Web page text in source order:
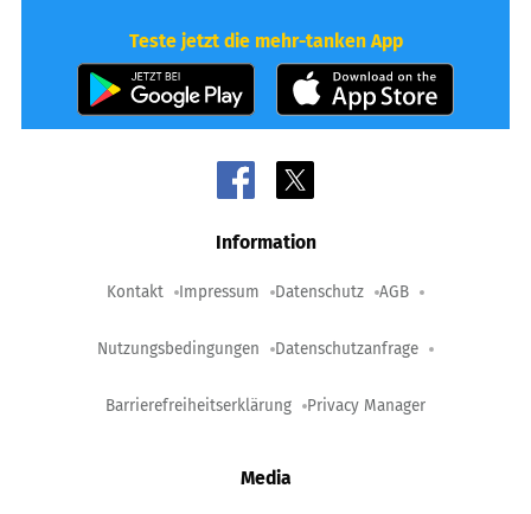
Teste jetzt die mehr-tanken App
Information
Kontakt Impressum Datenschutz AGB
Nutzungsbedingungen Datenschutzanfrage
Barrierefreiheitserklärung Privacy Manager
Media